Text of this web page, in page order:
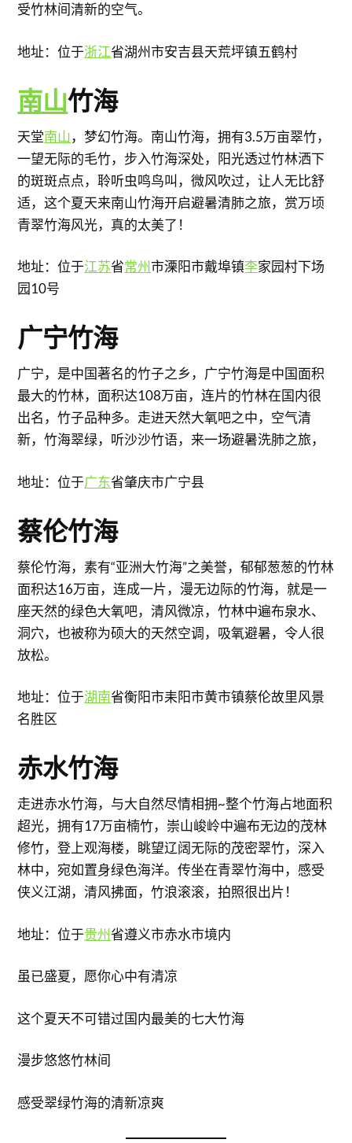
受竹林间清新的空气。
地址：位于浙江省湖州市安吉县天荒坪镇五鹤村
南山竹海
天堂南山，梦幻竹海。南山竹海，拥有3.5万亩翠竹，
一望无际的毛竹，步入竹海深处，阳光透过竹林洒下
的斑斑点点，聆听虫鸣鸟叫，微风吹过，让人无比舒
适，这个夏天来南山竹海开启避暑清肺之旅，赏万顷
青翠竹海风光，真的太美了！
地址：位于江苏省常州市溧阳市戴埠镇李家园村下场
园10号
广宁竹海
广宁，是中国著名的竹子之乡，广宁竹海是中国面积
最大的竹林，面积达108万亩，连片的竹林在国内很
出名，竹子品种多。走进天然大氧吧之中，空气清
新，竹海翠绿，听沙沙竹语，来一场避暑洗肺之旅，
地址：位于广东省肇庆市广宁县
蔡伦竹海
蔡伦竹海，素有“亚洲大竹海”之美誉，郁郁葱葱的竹林
面积达16万亩，连成一片，漫无边际的竹海，就是一
座天然的绿色大氧吧，清风微凉，竹林中遍布泉水、
洞穴，也被称为硕大的天然空调，吸氧避暑，令人很
放松。
地址：位于湖南省衡阳市耒阳市黄市镇蔡伦故里风景
名胜区
赤水竹海
走进赤水竹海，与大自然尽情相拥~整个竹海占地面积
超光，拥有17万亩楠竹，崇山峻岭中遍布无边的茂林
修竹，登上观海楼，眺望辽阔无际的茂密翠竹，深入
林中，宛如置身绿色海洋。传坐在青翠竹海中，感受
侠义江湖，清风拂面，竹浪滚滚，拍照很出片！
地址：位于贵州省遵义市赤水市境内
虽已盛夏，愿你心中有清凉
这个夏天不可错过国内最美的七大竹海
漫步悠悠竹林间
感受翠绿竹海的清新凉爽